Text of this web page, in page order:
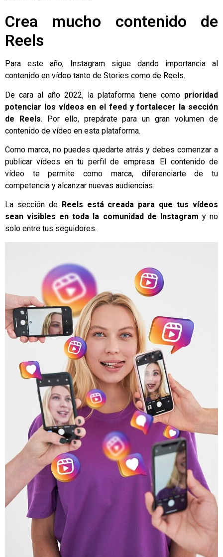
Crea mucho contenido de
Reels
Para este año, Instagram sigue dando importancia al
contenido en vídeo tanto de Stories como de Reels.
De cara al año 2022, la plataforma tiene como prioridad
potenciar los vídeos en el feed y fortalecer la sección
de Reels. Por ello, prepárate para un gran volumen de
contenido de vídeo en esta plataforma.
Como marca, no puedes quedarte atrás y debes comenzar a
publicar vídeos en tu perfil de empresa. El contenido de
vídeo te permite como marca, diferenciarte de tu
competencia y alcanzar nuevas audiencias.
La sección de Reels está creada para que tus vídeos
sean visibles en toda la comunidad de Instagram y no
solo entre tus seguidores.